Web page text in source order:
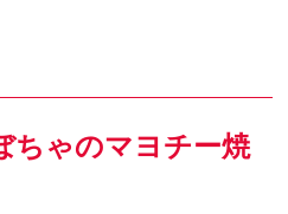
ゃのマヨチー焼